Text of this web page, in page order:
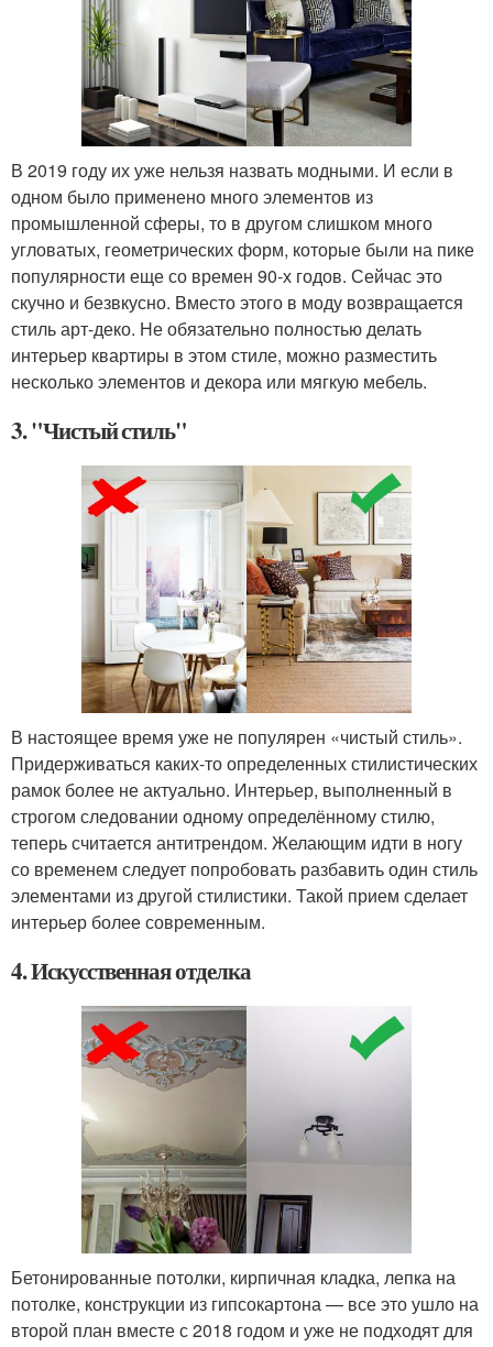
В 2019 году их уже нельзя назвать модными. И если в
одном было применено много элементов из
промышленной сферы, то в другом слишком много
угловатых, геометрических форм, которые были на пике
популярности еще со времен 90-х годов. Сейчас это
скучно и безвкусно. Вместо этого в моду возвращается
стиль арт-деко. Не обязательно полностью делать
интерьер квартиры в этом стиле, можно разместить
несколько элементов и декора или мягкую мебель.
3. "Чистый стиль"
В настоящее время уже не популярен «чистый стиль».
Придерживаться каких-то определенных стилистических
рамок более не актуально. Интерьер, выполненный в
строгом следовании одному определённому стилю,
теперь считается антитрендом. Желающим идти в ногу
со временем следует попробовать разбавить один стиль
элементами из другой стилистики. Такой прием сделает
интерьер более современным.
4. Искусственная отделка
Бетонированные потолки, кирпичная кладка, лепка на
потолке, конструкции из гипсокартона — все это ушло на
второй план вместе с 2018 годом и уже не подходят для